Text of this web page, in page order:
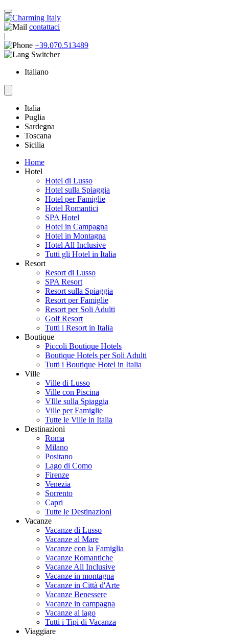
contattaci
|
+39.070.513489
Italiano
Italia
Puglia
Sardegna
Toscana
Sicilia
Home
Hotel
Hotel di Lusso
Hotel sulla Spiaggia
Hotel per Famiglie
Hotel Romantici
SPA Hotel
Hotel in Campagna
Hotel in Montagna
Hotel All Inclusive
Tutti gli Hotel in Italia
Resort
Resort di Lusso
SPA Resort
Resort sulla Spiaggia
Resort per Famiglie
Resort per Soli Adulti
Golf Resort
Tutti i Resort in Italia
Boutique
Piccoli Boutique Hotels
Boutique Hotels per Soli Adulti
Tutti i Boutique Hotel in Italia
Ville
Ville di Lusso
Ville con Piscina
VIlle sulla Spiaggia
Ville per Famiglie
Tutte le Ville in Italia
Destinazioni
Roma
Milano
Positano
Lago di Como
Firenze
Venezia
Sorrento
Capri
Tutte le Destinazioni
Vacanze
Vacanze di Lusso
Vacanze al Mare
Vacanze con la Famiglia
Vacanze Romantiche
Vacanze All Inclusive
Vacanze in montagna
Vacanze in Città d'Arte
Vacanze Benessere
Vacanze in campagna
Vacanze al lago
Tutti i Tipi di Vacanza
Viaggiare